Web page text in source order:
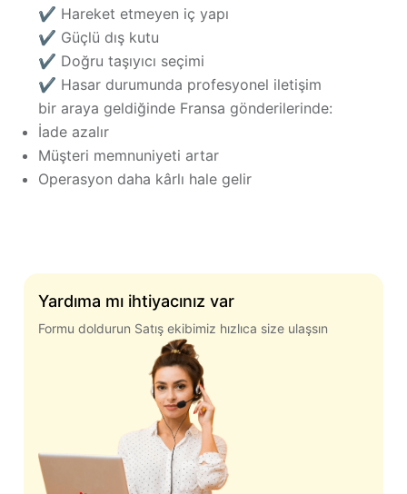
Yardıma mı ihtiyacınız var
Formu doldurun Satış ekibimiz hızlıca size ulaşsın
✔ Hareket etmeyen iç yapı
✔ Güçlü dış kutu
✔ Doğru taşıyıcı seçimi
✔ Hasar durumunda profesyonel iletişim
bir araya geldiğinde Fransa gönderilerinde:
İade azalır
Müşteri memnuniyeti artar
Operasyon daha kârlı hale gelir